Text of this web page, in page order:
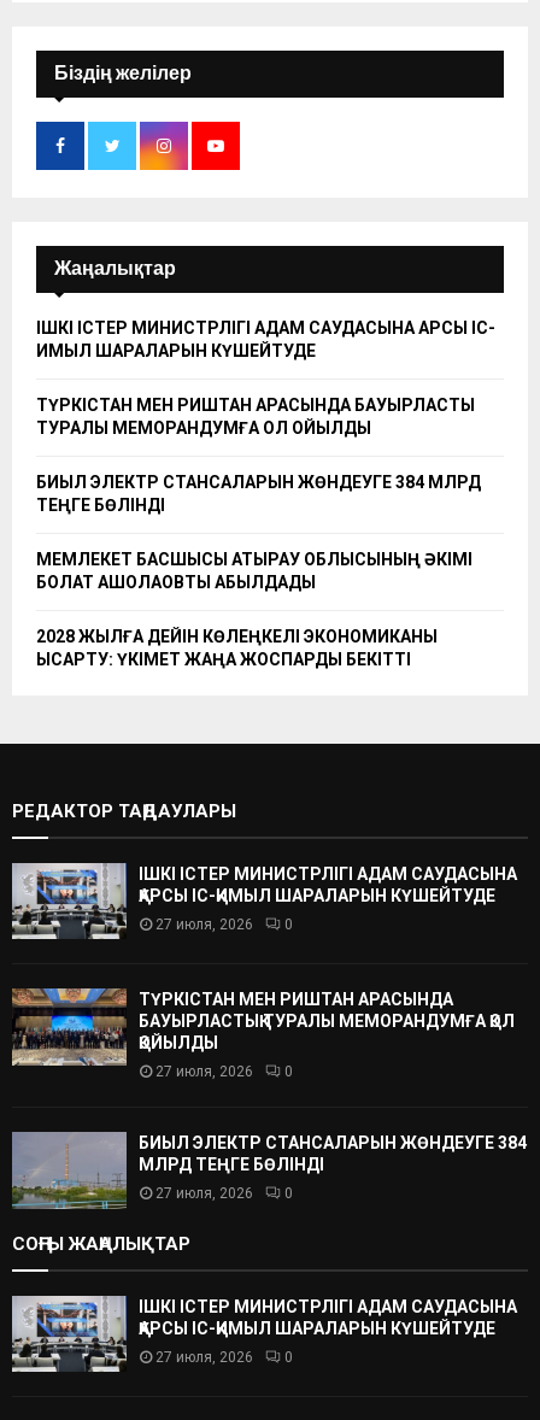
Біздің желілер
Жаңалықтар
ІШКІ ІСТЕР МИНИСТРЛІГІ АДАМ САУДАСЫНА ҚАРСЫ ІС-
ҚИМЫЛ ШАРАЛАРЫН КҮШЕЙТУДЕ
ТҮРКІСТАН МЕН РИШТАН АРАСЫНДА БАУЫРЛАСТЫҚ
ТУРАЛЫ МЕМОРАНДУМҒА ҚОЛ ҚОЙЫЛДЫ
БИЫЛ ЭЛЕКТР СТАНСАЛАРЫН ЖӨНДЕУГЕ 384 МЛРД
ТЕҢГЕ БӨЛІНДІ
МЕМЛЕКЕТ БАСШЫСЫ АТЫРАУ ОБЛЫСЫНЫҢ ӘКІМІ
БОЛАТ АҚШОЛАҚОВТЫ ҚАБЫЛДАДЫ
2028 ЖЫЛҒА ДЕЙІН КӨЛЕҢКЕЛІ ЭКОНОМИКАНЫ
ҚЫСҚАРТУ: ҮКІМЕТ ЖАҢА ЖОСПАРДЫ БЕКІТТІ
РЕДАКТОР ТАҢДАУЛАРЫ
ІШКІ ІСТЕР МИНИСТРЛІГІ АДАМ САУДАСЫНА
ҚАРСЫ ІС-ҚИМЫЛ ШАРАЛАРЫН КҮШЕЙТУДЕ
27 июля, 2026 0
ТҮРКІСТАН МЕН РИШТАН АРАСЫНДА
БАУЫРЛАСТЫҚ ТУРАЛЫ МЕМОРАНДУМҒА ҚОЛ
ҚОЙЫЛДЫ
27 июля, 2026 0
БИЫЛ ЭЛЕКТР СТАНСАЛАРЫН ЖӨНДЕУГЕ 384
МЛРД ТЕҢГЕ БӨЛІНДІ
27 июля, 2026 0
СОҢҒЫ ЖАҢАЛЫҚТАР
ІШКІ ІСТЕР МИНИСТРЛІГІ АДАМ САУДАСЫНА
ҚАРСЫ ІС-ҚИМЫЛ ШАРАЛАРЫН КҮШЕЙТУДЕ
27 июля, 2026 0